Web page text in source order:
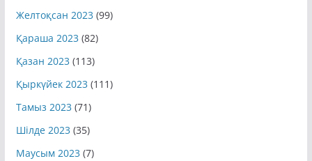
Желтоқсан 2023 (99)
Қараша 2023 (82)
Қазан 2023 (113)
Қыркүйек 2023 (111)
Тамыз 2023 (71)
Шілде 2023 (35)
Маусым 2023 (7)